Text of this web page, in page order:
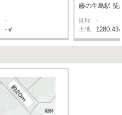
-
-㎡
藤の牛島駅 徒
間取 -
土地 1280.43